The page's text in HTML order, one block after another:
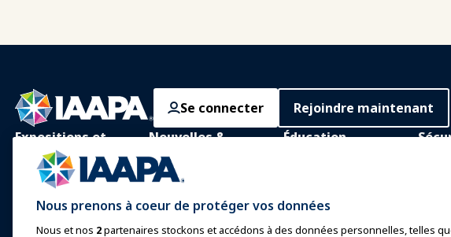
Se connecter Rejoindre maintenant
Expositions et
Événements
IAAPA Expo
Expo Europe
Nouvelles &
Funworld
Fonctionnalités
Faites de la publicité avec
Éducation
Apprentissage en
personne
Nous prenons à coeur de protéger vos données
Nous et nos 2partenaires stockons et accédons à des données personnelles, telles